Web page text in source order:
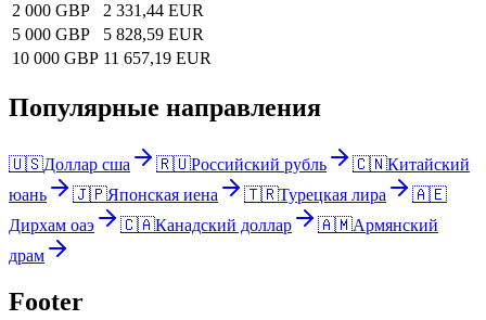
2 000 GBP
2 331,44 EUR
5 000 GBP
5 828,59 EUR
10 000 GBP 11 657,19 EUR
Популярные направления
🇺🇸Доллар сша 🇷🇺Российский рубль 🇨🇳Китайский
юань
🇯🇵Японская иена 🇹🇷Турецкая лира
🇦🇪
Дирхам оаэ
🇨🇦Канадский доллар 🇦🇲Армянский
драм
Footer